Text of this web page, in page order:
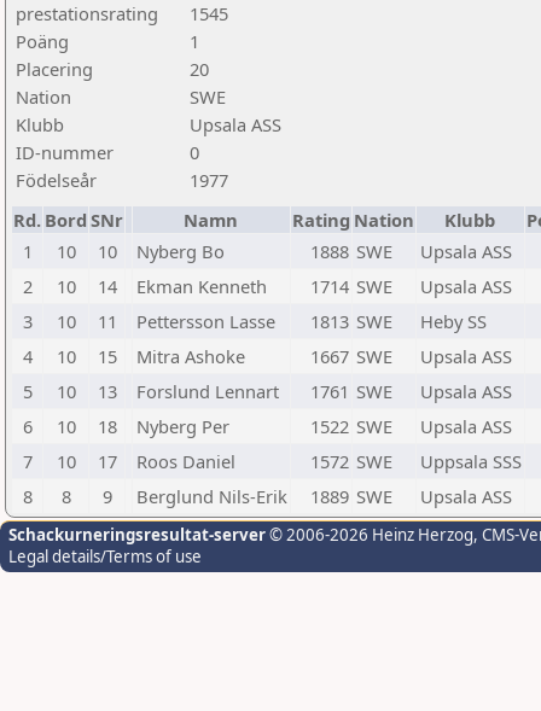
prestationsrating
1545
Poäng
1
Placering
20
Nation
SWE
Klubb
Upsala ASS
ID-nummer
0
Födelseår
1977
Rd. Bord SNr Namn Rating Nation Klubb
1
10 10 Nyberg Bo 1888 SWE
Upsala ASS
2
10 14 Ekman Kenneth 1714 SWE
Upsala ASS
3
10 11 Pettersson Lasse 1813 SWE
Heby SS
4
10 15 Mitra Ashoke 1667 SWE
Upsala ASS
5
10 13 Forslund Lennart 1761 SWE
Upsala ASS
6
10 18 Nyberg Per 1522 SWE
Upsala ASS
7
10 17 Roos Daniel 1572 SWE
Uppsala SSS
8
8 9 Berglund Nils-Erik 1889 SWE Upsala ASS
Schackurneringsresultat-server© 2006-2026 Heinz Herzog, CMS-
Legal details/Terms of use